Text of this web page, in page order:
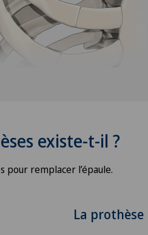
existe-t-il ?
pour remplacer l’épaule.
La prothèse